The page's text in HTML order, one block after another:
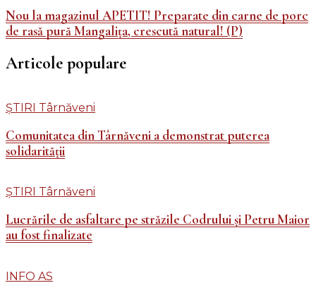
Nou la magazinul APETIT! Preparate din carne de porc
de rasă pură Mangalița, crescută natural! (P)
Articole populare
ȘTIRI Târnăveni
Comunitatea din Târnăveni a demonstrat puterea
solidarității
ȘTIRI Târnăveni
Lucrările de asfaltare pe străzile Codrului și Petru Maior
au fost finalizate
INFO AS